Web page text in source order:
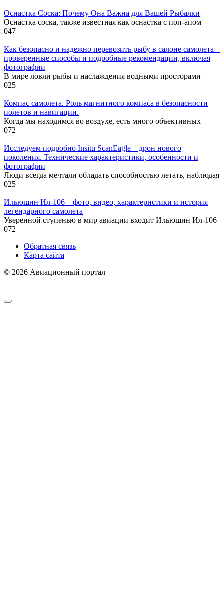
Оснастка Соска: Почему Она Важна для Вашей Рыбалки
Оснастка соска, также известная как оснастка с поп-апом
047
Как безопасно и надежно перевозить рыбу в салоне самолета –
проверенные способы и подробные рекомендации, включая
фотографии
В мире ловли рыбы и наслаждения водными просторами
025
Компас самолета. Роль магнитного компаса в безопасности
полетов и навигации.
Когда мы находимся во воздухе, есть много объективных
072
Исследуем подробно Insitu ScanEagle – дрон нового
поколения. Технические характеристики, особенности и
фотографии
Люди всегда мечтали обладать способностью летать, наблюдая
025
Ильюшин Ил-106 – фото, видео, характеристики и история
легендарного самолета
Уверенной ступенью в мир авиации входит Ильюшин Ил-106
072
Обратная связь
Карта сайта
© 2026 Авиационный портал